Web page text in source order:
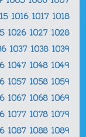
1016 1017 1018
1026 1027 1028
1037 1038 1039
1047 1048 1049
1057 1058 1059
1067 1068 1069
1077 1078 1079
1087 1088 1089